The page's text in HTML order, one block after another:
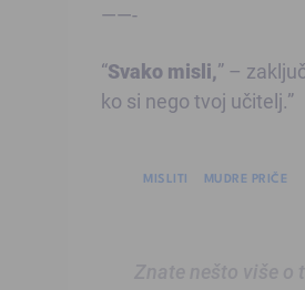
——-
“Svako misli,” –
ko si nego tvoj učitelj.”
MISLITI MUDRE PRIČE
Znate nešto više